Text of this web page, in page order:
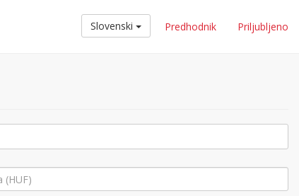
Slovenski Predhodnik Priljubljeno